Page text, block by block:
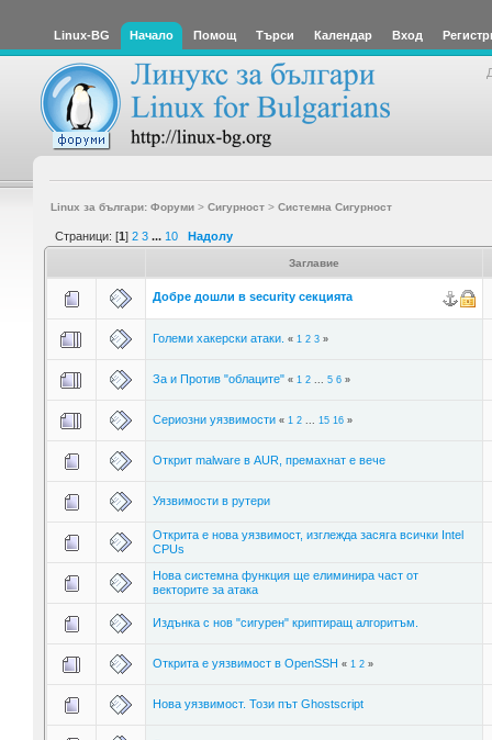
Linux-BG Начало Помощ Търси Календар Вход
Linux за българи: Форуми> Сигурност> Системна Сигурност
Страници: [1] 2 3 ... 10 Надолу
Заглавие
Добре дошли в security секцията
Големи хакерски атаки. « 1 2 3»
За и Против "облаците" « 1 2... 5 6»
Сериозни уязвимости « 1 2... 15 16»
Открит malware в AUR, премахнат е вече
Уязвимости в рутери
Открита е нова уязвимост, изглежда засяга всички Intel
CPUs
Нова системна функция ще елиминира част от
векторите за атака
Издънка с нов "сигурен" криптиращ алгоритъм.
Открита е уязвимост в OpenSSH « 1 2»
Нова уязвимост. Този път Ghostscript